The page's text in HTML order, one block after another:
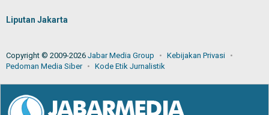
Liputan Jakarta
Copyright © 2009-2026 Jabar Media Group
Kebijakan Privasi
Pedoman Media Siber
Kode Etik Jurnalistik